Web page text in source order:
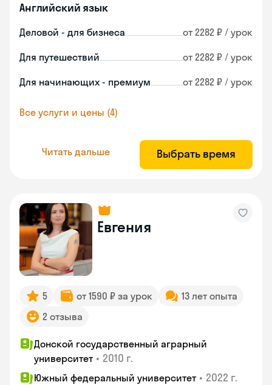
Английский язык
Деловой - для бизнеса от 2282 ₽ / урок
Для путешествий от 2282 ₽ / урок
Для начинающих - премиум от 2282 ₽ / урок
Все услуги и цены (4)
Читать дальше Выбрать время
Евгения
5 от 1590 ₽ за урок
13 лет опыта
2 отзыва
Донской государственный аграрный
университет • 2010 г.
Южный федеральный университет • 2022 г.